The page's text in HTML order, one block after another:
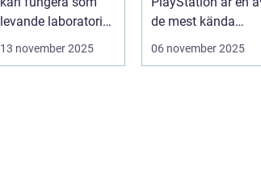
levande laboratorier
för m&aum...
13 november 2025
de mest kända
rivaliteterna i
06 november 2025